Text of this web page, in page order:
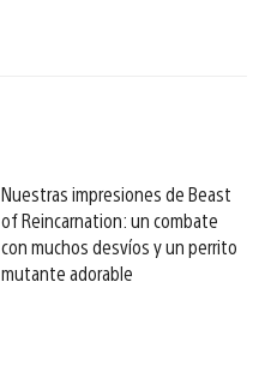
Nuestras impresiones de Beast
of Reincarnation: un combate
con muchos desvíos y un perrito
mutante adorable